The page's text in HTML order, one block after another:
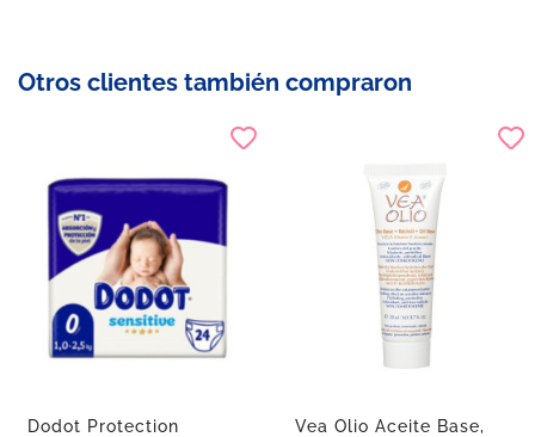
Otros clientes también compraron
Dodot Protection
Vea Olio Aceite Base,